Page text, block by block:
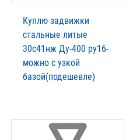
Куплю задвижки
стальные литые
30с41нж Ду-400 ру16-
можно с узкой
базой(подешевле)